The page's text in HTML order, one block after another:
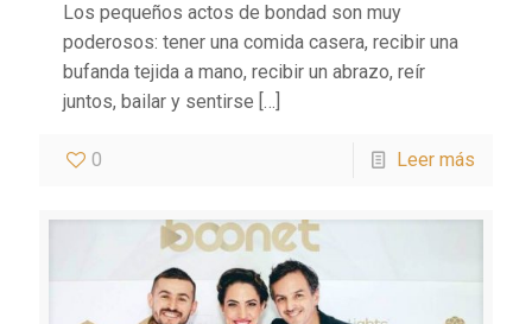
Los pequeños actos de bondad son muy
poderosos: tener una comida casera, recibir una
bufanda tejida a mano, recibir un abrazo, reír
juntos, bailar y sentirse […]
0 Leer más